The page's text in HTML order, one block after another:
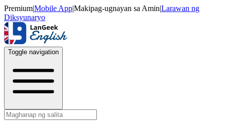
Premium|Mobile App|Makipag-ugnayan sa Amin|Larawan ng
Diksyunaryo
Toggle navigation